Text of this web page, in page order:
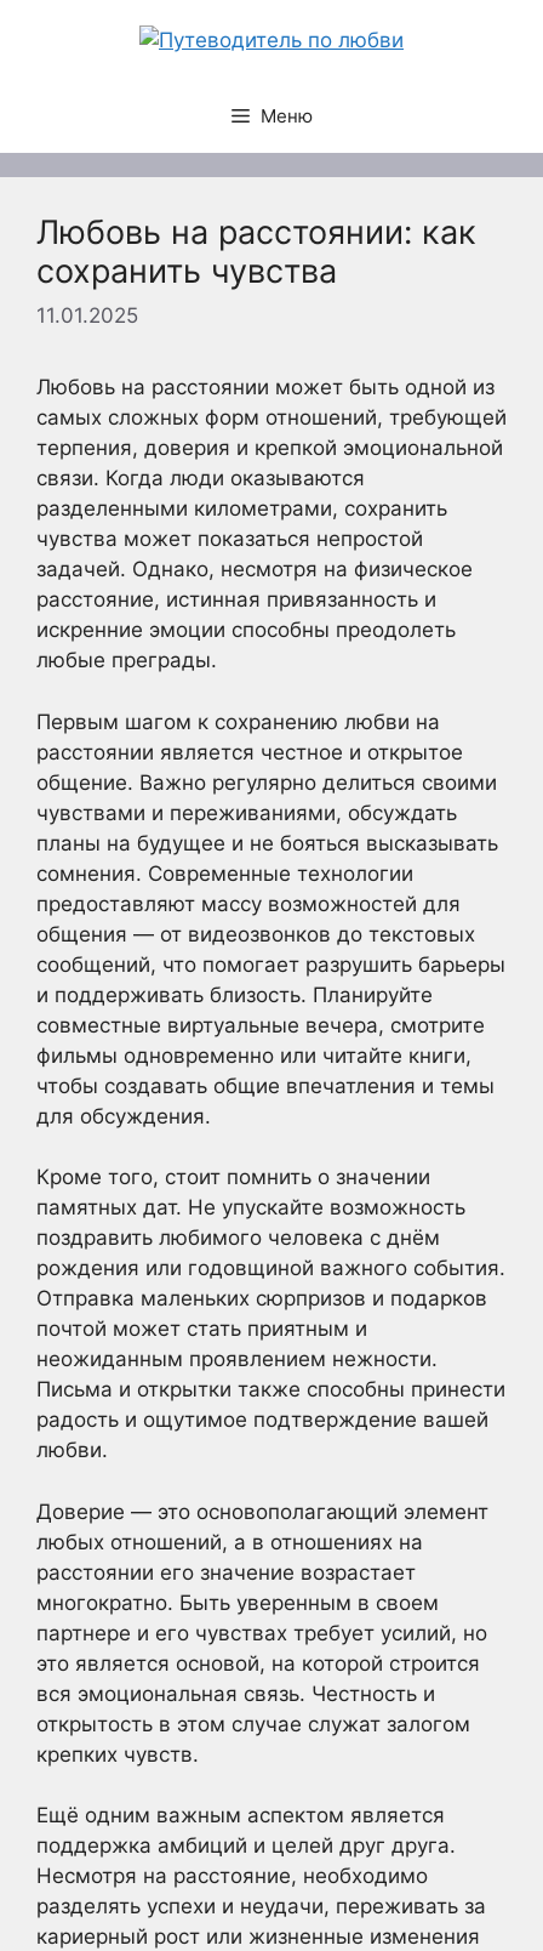
Меню
Любовь на расстоянии: как
сохранить чувства
11.01.2025
Любовь на расстоянии может быть одной из
самых сложных форм отношений, требующей
терпения, доверия и крепкой эмоциональной
связи. Когда люди оказываются
разделенными километрами, сохранить
чувства может показаться непростой
задачей. Однако, несмотря на физическое
расстояние, истинная привязанность и
искренние эмоции способны преодолеть
любые преграды.
Первым шагом к сохранению любви на
расстоянии является честное и открытое
общение. Важно регулярно делиться своими
чувствами и переживаниями, обсуждать
планы на будущее и не бояться высказывать
сомнения. Современные технологии
предоставляют массу возможностей для
общения — от видеозвонков до текстовых
сообщений, что помогает разрушить барьеры
и поддерживать близость. Планируйте
совместные виртуальные вечера, смотрите
фильмы одновременно или читайте книги,
чтобы создавать общие впечатления и темы
для обсуждения.
Кроме того, стоит помнить о значении
памятных дат. Не упускайте возможность
поздравить любимого человека с днём
рождения или годовщиной важного события.
Отправка маленьких сюрпризов и подарков
почтой может стать приятным и
неожиданным проявлением нежности.
Письма и открытки также способны принести
радость и ощутимое подтверждение вашей
любви.
Доверие — это основополагающий элемент
любых отношений, а в отношениях на
расстоянии его значение возрастает
многократно. Быть уверенным в своем
партнере и его чувствах требует усилий, но
это является основой, на которой строится
вся эмоциональная связь. Честность и
открытость в этом случае служат залогом
крепких чувств.
Ещё одним важным аспектом является
поддержка амбиций и целей друг друга.
Несмотря на расстояние, необходимо
разделять успехи и неудачи, переживать за
кариерный рост или жизненные изменения